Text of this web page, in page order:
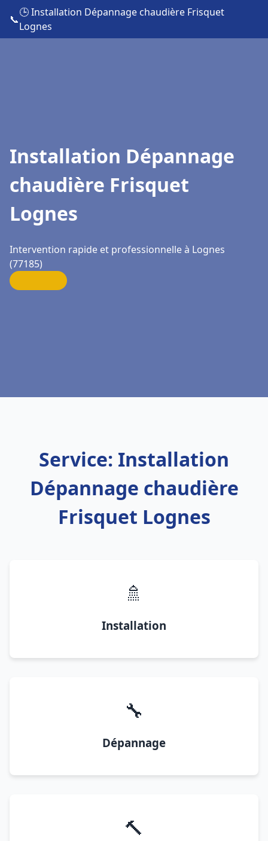
📞
🕒 Installation Dépannage chaudière Frisquet
Lognes
Installation Dépannage
chaudière Frisquet
Lognes
Intervention rapide et professionnelle à Lognes
(77185)
Service: Installation
Dépannage chaudière
Frisquet Lognes
🚿
Installation
🔧
Dépannage
🔨